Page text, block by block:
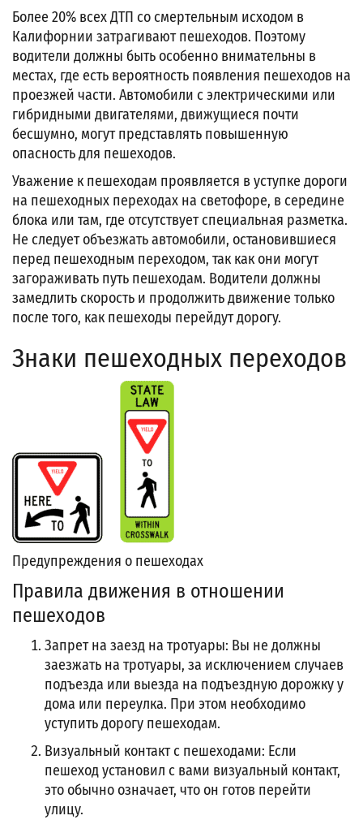
Более 20% всех ДТП со смертельным исходом в
Калифорнии затрагивают пешеходов. Поэтому
водители должны быть особенно внимательны в
местах, где есть вероятность появления пешеходов на
проезжей части. Автомобили с электрическими или
гибридными двигателями, движущиеся почти
бесшумно, могут представлять повышенную
опасность для пешеходов.
Уважение к пешеходам проявляется в уступке дороги
на пешеходных переходах на светофоре, в середине
блока или там, где отсутствует специальная разметка.
Не следует объезжать автомобили, остановившиеся
перед пешеходным переходом, так как они могут
загораживать путь пешеходам. Водители должны
замедлить скорость и продолжить движение только
после того, как пешеходы перейдут дорогу.
Знаки пешеходных переходов
Предупреждения о пешеходах
Правила движения в отношении
пешеходов
Запрет на заезд на тротуары: Вы не должны
заезжать на тротуары, за исключением случаев
подъезда или выезда на подъездную дорожку у
дома или переулка. При этом необходимо
уступить дорогу пешеходам.
Визуальный контакт с пешеходами: Если
пешеход установил с вами визуальный контакт,
это обычно означает, что он готов перейти
улицу.